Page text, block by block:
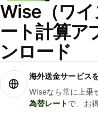
Wise（ワ
ート計算ア
ンロード
海外送金サービス
Wiseなら常に上乗
為替レート で、お